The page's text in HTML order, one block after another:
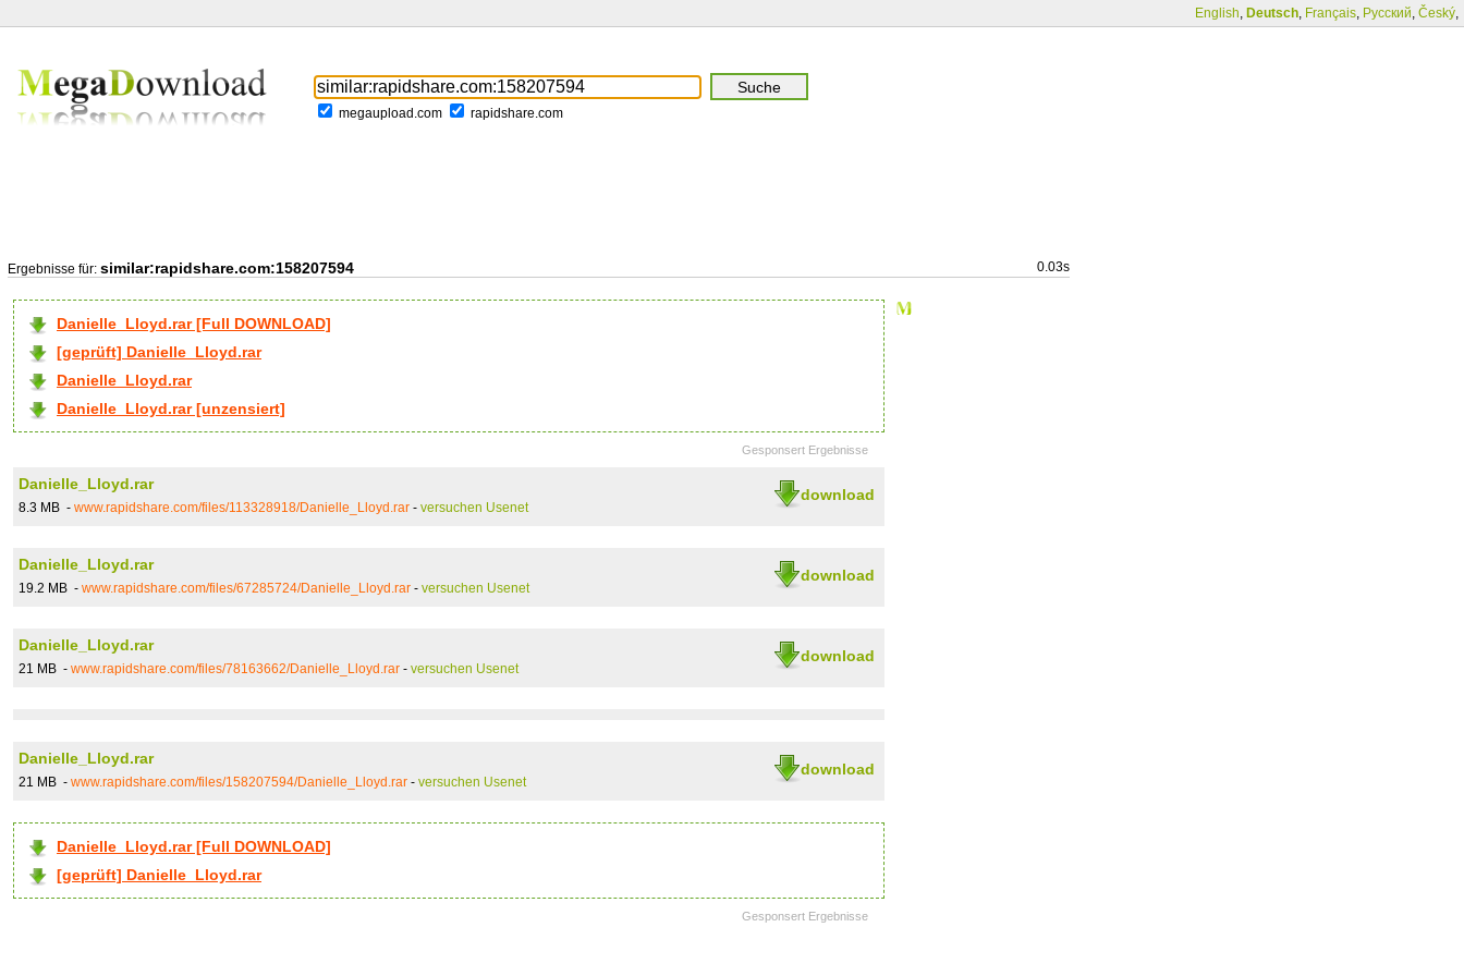
English, Deutsch, Français, Русский, Český,
megaupload.com rapidshare.com
Ergebnisse für: similar:rapidshare.com:158207594 0.03s
Danielle_Lloyd.rar [Full DOWNLOAD]
[geprüft] Danielle_Lloyd.rar
Danielle_Lloyd.rar
Danielle_Lloyd.rar [unzensiert]
Gesponsert Ergebnisse
download
Danielle_Lloyd.rar
8.3 MB - www.rapidshare.com/files/113328918/Danielle_Lloyd.rar - versuchen Usenet
download
Danielle_Lloyd.rar
19.2 MB - www.rapidshare.com/files/67285724/Danielle_Lloyd.rar - versuchen Usenet
download
Danielle_Lloyd.rar
21 MB - www.rapidshare.com/files/78163662/Danielle_Lloyd.rar - versuchen Usenet
download
Danielle_Lloyd.rar
21 MB - www.rapidshare.com/files/158207594/Danielle_Lloyd.rar - versuchen Usenet
Danielle_Lloyd.rar [Full DOWNLOAD]
[geprüft] Danielle_Lloyd.rar
Gesponsert Ergebnisse